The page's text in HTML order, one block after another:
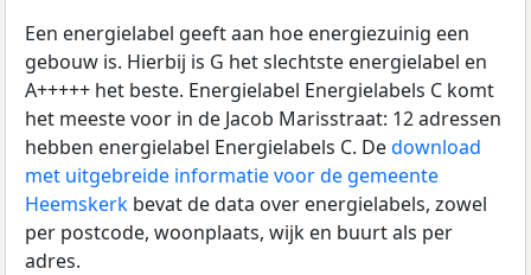
Een energielabel geeft aan hoe energiezuinig een
gebouw is. Hierbij is G het slechtste energielabel en
A+++++ het beste. Energielabel Energielabels C komt
het meeste voor in de Jacob Marisstraat: 12 adressen
hebben energielabel Energielabels C. Dedownload
met uitgebreide informatie voor de gemeente
Heemskerk bevat de data over energielabels, zowel
per postcode, woonplaats, wijk en buurt als per
adres.